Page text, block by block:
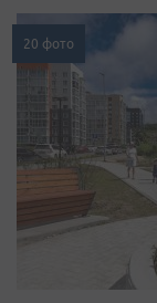
20 фото